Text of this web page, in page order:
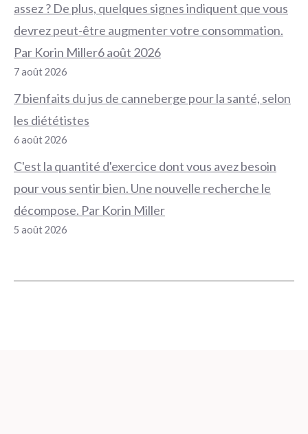
assez ? De plus, quelques signes indiquent que vous
devrez peut-être augmenter votre consommation.
Par Korin Miller6 août 2026
7 août 2026
7 bienfaits du jus de canneberge pour la santé, selon
les diététistes
6 août 2026
C'est la quantité d'exercice dont vous avez besoin
pour vous sentir bien. Une nouvelle recherche le
décompose. Par Korin Miller
5 août 2026